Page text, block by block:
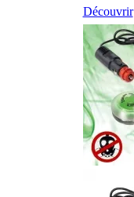
Découvrir